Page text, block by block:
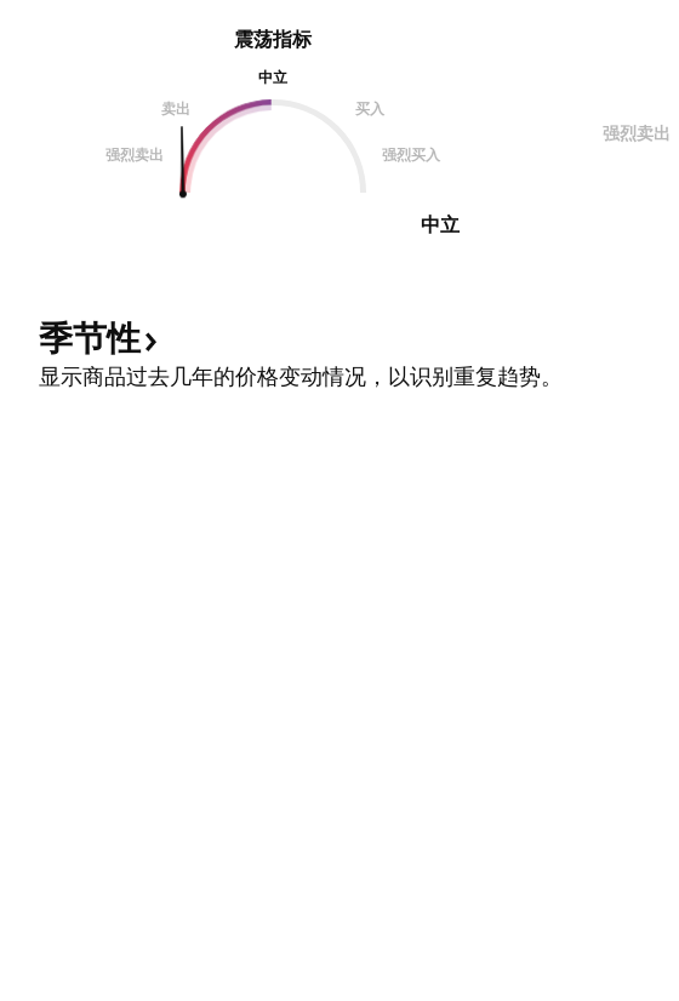
震荡指标
中立
卖出
买入
强烈卖出 强烈买入
中立
强烈卖出
季节性
显示商品过去几年的价格变动情况，以识别重复趋势。